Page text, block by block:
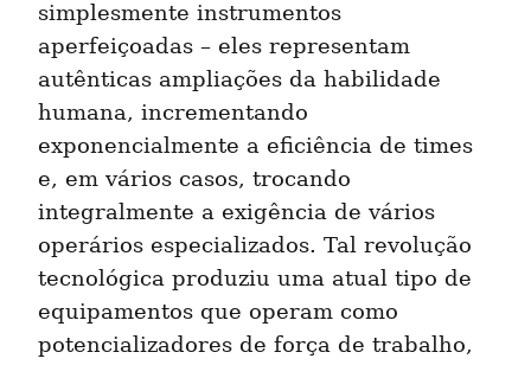
simplesmente instrumentos
aperfeiçoadas – eles representam
autênticas ampliações da habilidade
humana, incrementando
exponencialmente a eficiência de times
e, em vários casos, trocando
integralmente a exigência de vários
operários especializados. Tal revolução
tecnológica produziu uma atual tipo de
equipamentos que operam como
potencializadores de força de trabalho,